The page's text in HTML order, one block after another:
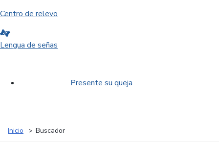
Centro de relevo
Lengua de señas
Presente su queja
Inicio Buscador